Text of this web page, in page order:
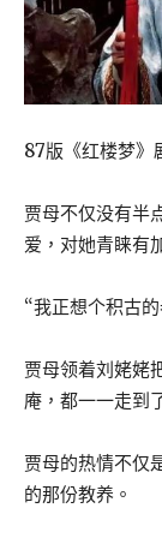
87版《红楼梦》
贾母不仅没有半
爱，对她青睐有
“我正想个积古
贾母领着刘姥姥
庵，都一一走到
贾母的热情不仅
的那份教养。